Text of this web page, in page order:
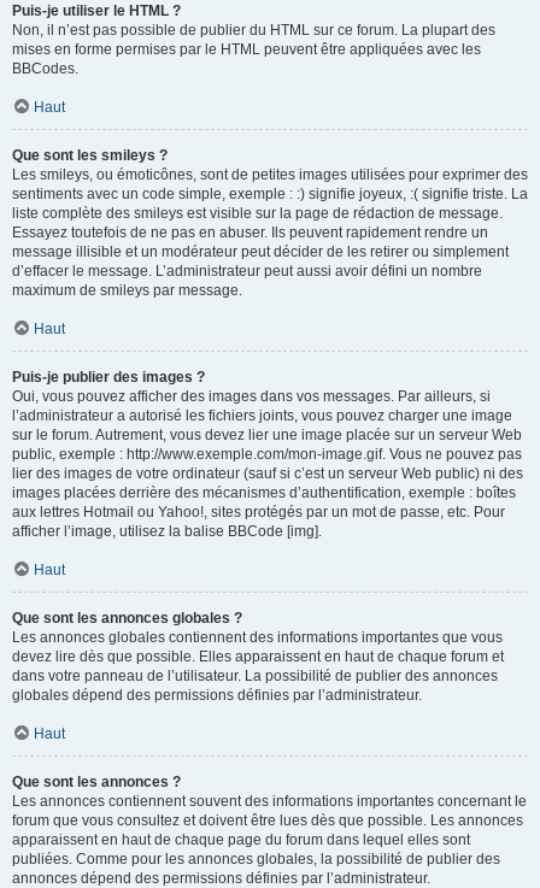
Puis-je utiliser le HTML ?
Non, il n’est pas possible de publier du HTML sur ce forum. La plupart des
mises en forme permises par le HTML peuvent être appliquées avec les
BBCodes.
Haut
Que sont les smileys ?
Les smileys, ou émoticônes, sont de petites images utilisées pour exprimer des
sentiments avec un code simple, exemple : :) signifie joyeux, :( signifie triste. La
liste complète des smileys est visible sur la page de rédaction de message.
Essayez toutefois de ne pas en abuser. Ils peuvent rapidement rendre un
message illisible et un modérateur peut décider de les retirer ou simplement
d’effacer le message. L’administrateur peut aussi avoir défini un nombre
maximum de smileys par message.
Haut
Puis-je publier des images ?
Oui, vous pouvez afficher des images dans vos messages. Par ailleurs, si
l’administrateur a autorisé les fichiers joints, vous pouvez charger une image
sur le forum. Autrement, vous devez lier une image placée sur un serveur Web
public, exemple : http://www.exemple.com/mon-image.gif. Vous ne pouvez pas
lier des images de votre ordinateur (sauf si c’est un serveur Web public) ni des
images placées derrière des mécanismes d’authentification, exemple : boîtes
aux lettres Hotmail ou Yahoo!, sites protégés par un mot de passe, etc. Pour
afficher l’image, utilisez la balise BBCode [img].
Haut
Que sont les annonces globales ?
Les annonces globales contiennent des informations importantes que vous
devez lire dès que possible. Elles apparaissent en haut de chaque forum et
dans votre panneau de l’utilisateur. La possibilité de publier des annonces
globales dépend des permissions définies par l’administrateur.
Haut
Que sont les annonces ?
Les annonces contiennent souvent des informations importantes concernant le
forum que vous consultez et doivent être lues dès que possible. Les annonces
apparaissent en haut de chaque page du forum dans lequel elles sont
publiées. Comme pour les annonces globales, la possibilité de publier des
annonces dépend des permissions définies par l’administrateur.